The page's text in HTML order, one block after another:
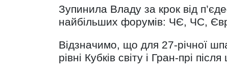
Зупинила Владу за крок від
найбільших форумів: ЧЄ, ЧС,
Відзначимо, що для 27-річної
рівні Кубків світу і Гран-прі